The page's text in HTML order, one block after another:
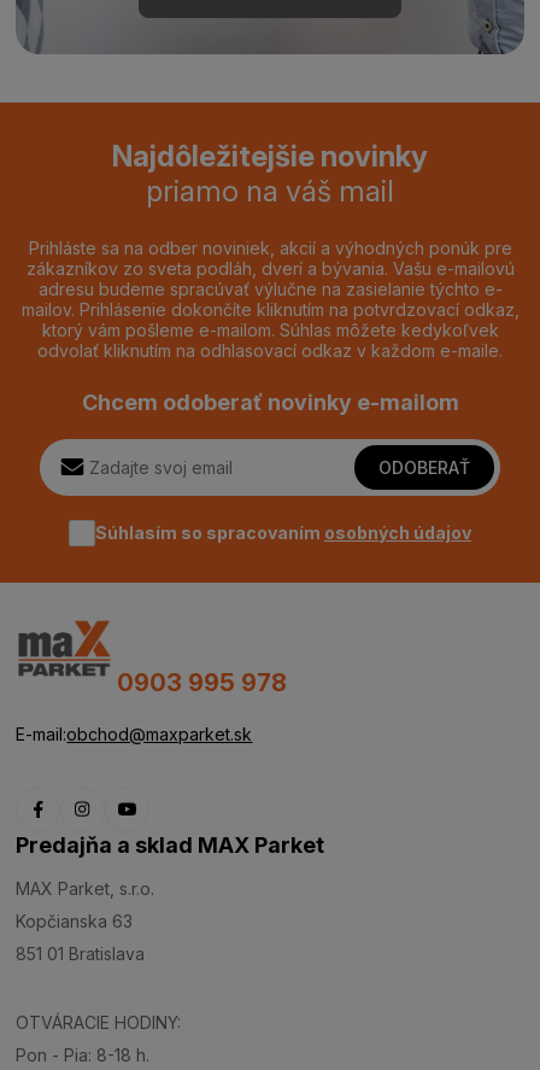
Najdôležitejšie novinky
priamo na váš mail
Prihláste sa na odber noviniek, akcií a výhodných ponúk pre
zákazníkov zo sveta podláh, dverí a bývania. Vašu e-mailovú
adresu budeme spracúvať výlučne na zasielanie týchto e-
mailov. Prihlásenie dokončíte kliknutím na potvrdzovací odkaz,
ktorý vám pošleme e-mailom. Súhlas môžete kedykoľvek
odvolať kliknutím na odhlasovací odkaz v každom e-maile.
Chcem odoberať novinky e-mailom
ODOBERAŤ
Súhlasím so spracovaním osobných údajov
0903 995 978
E-mail:obchod@maxparket.sk
Predajňa a sklad MAX Parket
MAX Parket, s.r.o.
Kopčianska 63
851 01 Bratislava
OTVÁRACIE HODINY:
Pon - Pia: 8-18 h.